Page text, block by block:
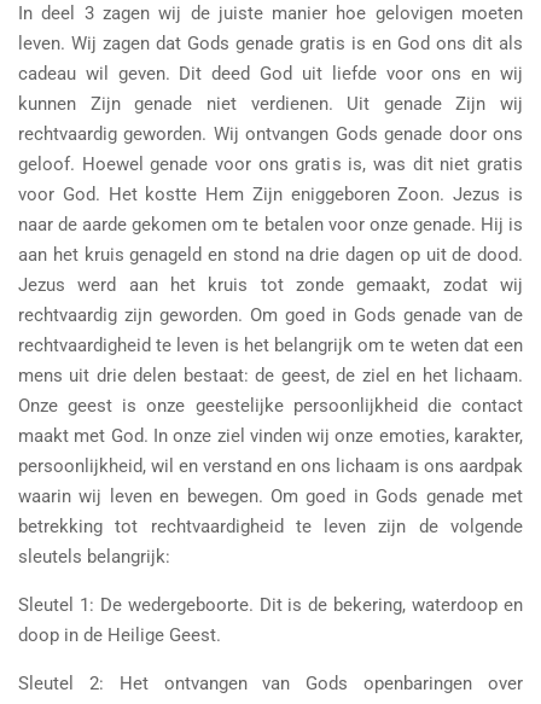
In deel 3 zagen wij de juiste manier hoe gelovigen moeten
leven. Wij zagen dat Gods genade gratis is en God ons dit als
cadeau wil geven. Dit deed God uit liefde voor ons en wij
kunnen Zijn genade niet verdienen. Uit genade Zijn wij
rechtvaardig geworden. Wij ontvangen Gods genade door ons
geloof. Hoewel genade voor ons gratis is, was dit niet gratis
voor God. Het kostte Hem Zijn eniggeboren Zoon. Jezus is
naar de aarde gekomen om te betalen voor onze genade. Hij is
aan het kruis genageld en stond na drie dagen op uit de dood.
Jezus werd aan het kruis tot zonde gemaakt, zodat wij
rechtvaardig zijn geworden. Om goed in Gods genade van de
rechtvaardigheid te leven is het belangrijk om te weten dat een
mens uit drie delen bestaat: de geest, de ziel en het lichaam.
Onze geest is onze geestelijke persoonlijkheid die contact
maakt met God. In onze ziel vinden wij onze emoties, karakter,
persoonlijkheid, wil en verstand en ons lichaam is ons aardpak
waarin wij leven en bewegen. Om goed in Gods genade met
betrekking tot rechtvaardigheid te leven zijn de volgende
sleutels belangrijk:
Sleutel 1: De wedergeboorte. Dit is de bekering, waterdoop en
doop in de Heilige Geest.
Sleutel 2: Het ontvangen van Gods openbaringen over